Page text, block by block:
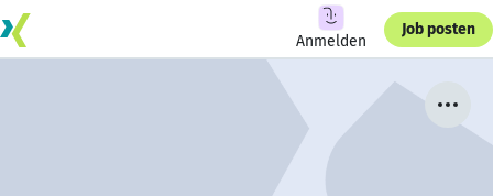
Anmelden
Job posten